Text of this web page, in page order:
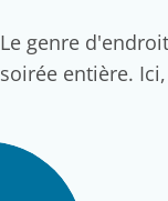
Le genre
soirée entière.